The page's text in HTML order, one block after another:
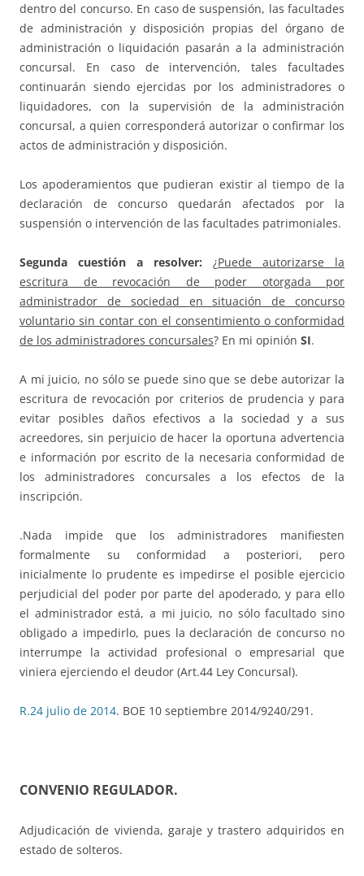
dentro del concurso. En caso de suspensión, las facultades
de administración y disposición propias del órgano de
administración o liquidación pasarán a la administración
concursal. En caso de intervención, tales facultades
continuarán siendo ejercidas por los administradores o
liquidadores, con la supervisión de la administración
concursal, a quien corresponderá autorizar o confirmar los
actos de administración y disposición.
Los apoderamientos que pudieran existir al tiempo de la
declaración de concurso quedarán afectados por la
suspensión o intervención de las facultades patrimoniales.
Segunda cuestión a resolver: ¿Puede autorizarse la
escritura de revocación de poder otorgada por
administrador de sociedad en situación de concurso
voluntario sin contar con el consentimiento o conformidad
de los administradores concursales? En mi opinión SI.
A mi juicio, no sólo se puede sino que se debe autorizar la
escritura de revocación por criterios de prudencia y para
evitar posibles daños efectivos a la sociedad y a sus
acreedores, sin perjuicio de hacer la oportuna advertencia
e información por escrito de la necesaria conformidad de
los administradores concursales a los efectos de la
inscripción.
.Nada impide que los administradores manifiesten
formalmente su conformidad a posteriori, pero
inicialmente lo prudente es impedirse el posible ejercicio
perjudicial del poder por parte del apoderado, y para ello
el administrador está, a mi juicio, no sólo facultado sino
obligado a impedirlo, pues la declaración de concurso no
interrumpe la actividad profesional o empresarial que
viniera ejerciendo el deudor (Art.44 Ley Concursal).
R.24 julio de 2014. BOE 10 septiembre 2014/9240/291.
CONVENIO REGULADOR.
Adjudicación de vivienda, garaje y trastero adquiridos en
estado de solteros.